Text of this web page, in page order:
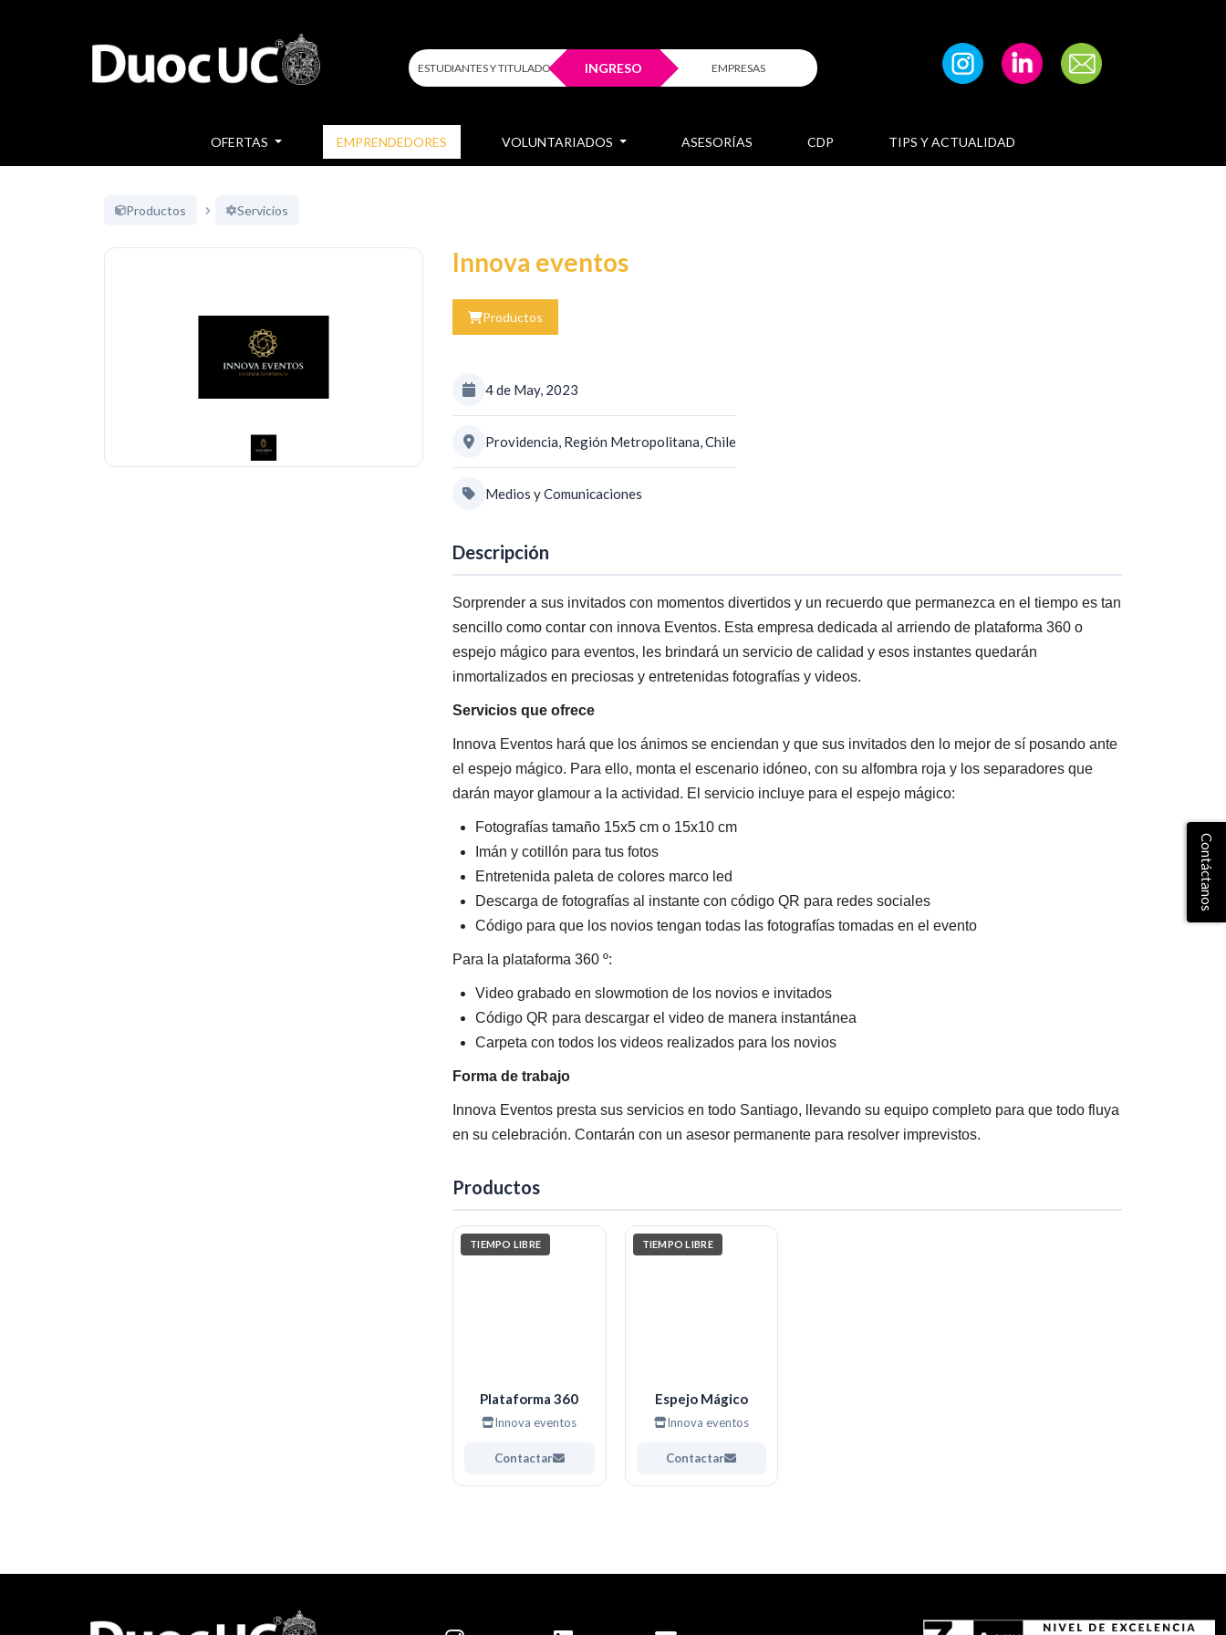
ESTUDIANTES Y TITULADOS INGRESO EMPRESAS
OFERTAS EMPRENDEDORES VOLUNTARIADOS ASESORÍAS CDP TIPS Y ACTUALIDAD
Productos Servicios
Innova eventos
Productos
4 de May, 2023
Providencia, Región Metropolitana, Chile
Medios y Comunicaciones
Descripción
Sorprender a sus invitados con momentos divertidos y un recuerdo que permanezca en el tiempo es tan
sencillo como contar con innova Eventos. Esta empresa dedicada al arriendo de plataforma 360 o
espejo mágico para eventos, les brindará un servicio de calidad y esos instantes quedarán
inmortalizados en preciosas y entretenidas fotografías y videos.
Servicios que ofrece
Innova Eventos hará que los ánimos se enciendan y que sus invitados den lo mejor de sí posando ante
el espejo mágico. Para ello, monta el escenario idóneo, con su alfombra roja y los separadores que
darán mayor glamour a la actividad. El servicio incluye para el espejo mágico:
Fotografías tamaño 15x5 cm o 15x10 cm
Imán y cotillón para tus fotos
Entretenida paleta de colores marco led
Descarga de fotografías al instante con código QR para redes sociales
Código para que los novios tengan todas las fotografías tomadas en el evento
Para la plataforma 360 º:
Video grabado en slowmotion de los novios e invitados
Código QR para descargar el video de manera instantánea
Carpeta con todos los videos realizados para los novios
Forma de trabajo
Innova Eventos presta sus servicios en todo Santiago, llevando su equipo completo para que todo fluya
en su celebración. Contarán con un asesor permanente para resolver imprevistos.
Productos
TIEMPO LIBRE
Plataforma 360
Innova eventos
Contactar
TIEMPO LIBRE
Espejo Mágico
Innova eventos
Contactar
Contáctanos